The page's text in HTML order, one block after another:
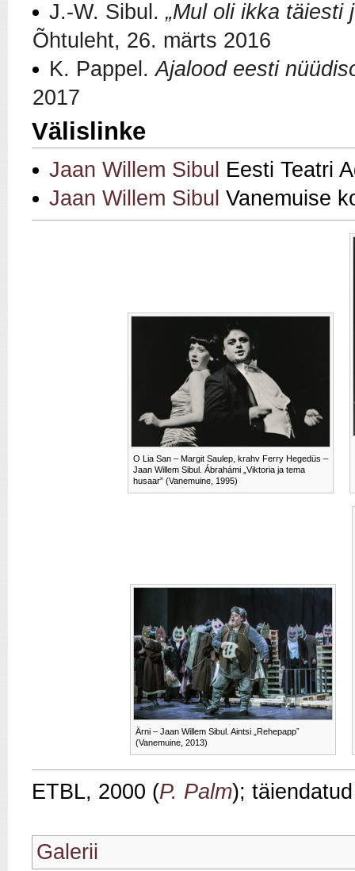
J.-W. Sibul. „Mul oli ikka täiesti
Õhtuleht, 26. märts 2016
K. Pappel.Ajalood eesti
2017
Välislinke
Jaan Willem Sibul Eesti Teatri
Jaan Willem Sibul Vanemuise
O Lia San – Margit Saulep, krahv Ferry Hegedüs –
Jaan Willem Sibul. Ábrahámi „Viktoria ja tema
husaar” (Vanemuine, 1995)
Ärni – Jaan Willem Sibul. Aintsi „Rehepappˮ
(Vanemuine, 2013)
ETBL, 2000 (P. Palm);
Galerii